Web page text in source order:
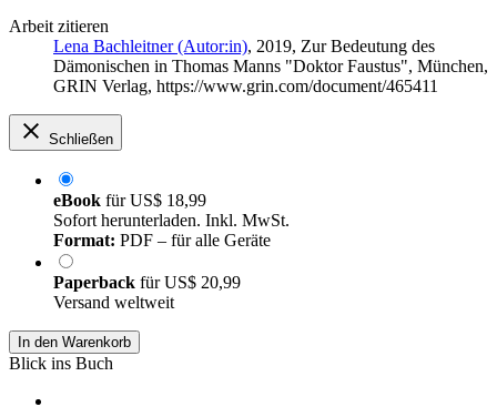
Arbeit zitieren
Lena Bachleitner (Autor:in), 2019, Zur Bedeutung des
Dämonischen in Thomas Manns "Doktor Faustus", München,
GRIN Verlag, https://www.grin.com/document/465411
Schließen
eBook fürUS$ 18,99
Sofort herunterladen. Inkl. MwSt.
Format: PDF – für alle Geräte
Paperback fürUS$ 20,99
Versand weltweit
In den Warenkorb
Blick ins Buch